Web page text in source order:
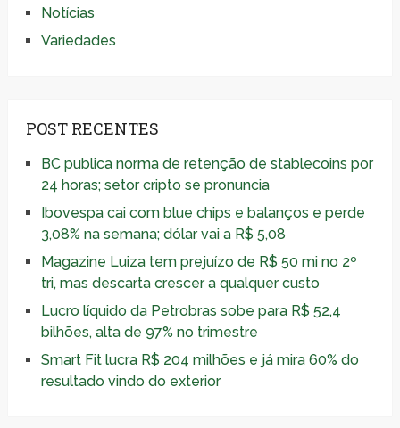
Notícias
Variedades
POST RECENTES
BC publica norma de retenção de stablecoins por
24 horas; setor cripto se pronuncia
Ibovespa cai com blue chips e balanços e perde
3,08% na semana; dólar vai a R$ 5,08
Magazine Luiza tem prejuízo de R$ 50 mi no 2º
tri, mas descarta crescer a qualquer custo
Lucro líquido da Petrobras sobe para R$ 52,4
bilhões, alta de 97% no trimestre
Smart Fit lucra R$ 204 milhões e já mira 60% do
resultado vindo do exterior